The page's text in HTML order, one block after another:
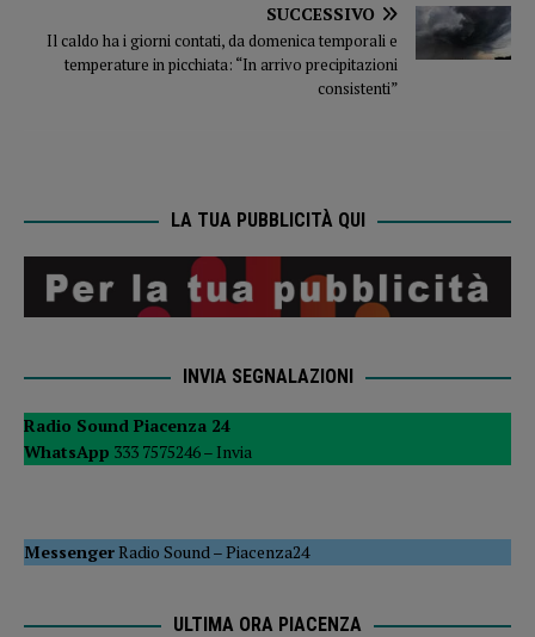
SUCCESSIVO
Il caldo ha i giorni contati, da domenica temporali e
temperature in picchiata: “In arrivo precipitazioni
consistenti”
LA TUA PUBBLICITÀ QUI
INVIA SEGNALAZIONI
Radio Sound Piacenza 24
WhatsApp 333 7575246 – Invia
MessengerRadio Sound –Piacenza24
ULTIMA ORA PIACENZA